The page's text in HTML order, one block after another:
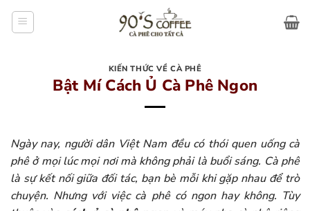
KIẾN THỨC VỀ CÀ PHÊ
Bật Mí Cách Ủ Cà Phê Ngon
Ngày nay, người dân Việt Nam đều có thói quen uống cà
phê ở mọi lúc mọi nơi mà không phải là buổi sáng. Cà phê
là sự kết nối giữa đối tác, bạn bè mỗi khi gặp nhau để trò
chuyện. Nhưng với việc cà phê có ngon hay không. Tùy